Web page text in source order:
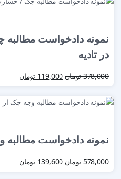
نمونه دادخواست
در تادیه
378,000 تومان 119,000 تومان
نمونه دادخواست
578,000 تومان 139,600 تومان